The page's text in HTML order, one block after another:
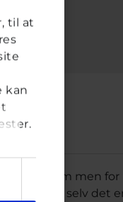
til at
kan
siden
problem men
jeg synes selv det